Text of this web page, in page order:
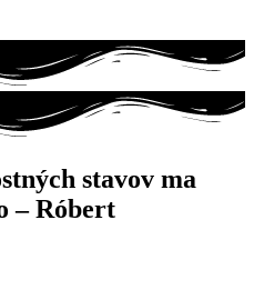
stavov ma
– Róbert